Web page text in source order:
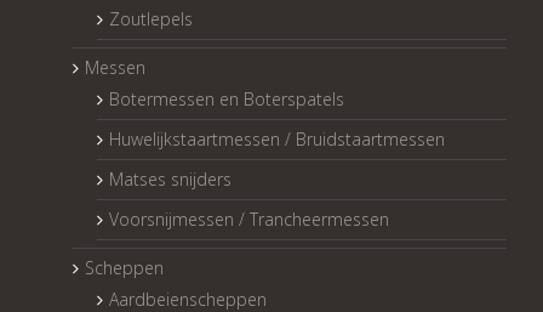
Zoutlepels
Messen
Botermessen en Boterspatels
Huwelijkstaartmessen / Bruidstaartmessen
Matses snijders
Voorsnijmessen / Trancheermessen
Scheppen
Aardbeienscheppen